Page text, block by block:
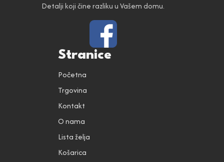
Detalji koji čine razliku u Vašem domu.
Stranice
Početna
Trgovina
Kontakt
O nama
Lista želja
Košarica